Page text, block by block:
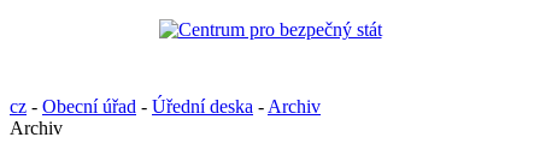
cz - Obecní úřad - Úřední deska - Archiv
Archiv